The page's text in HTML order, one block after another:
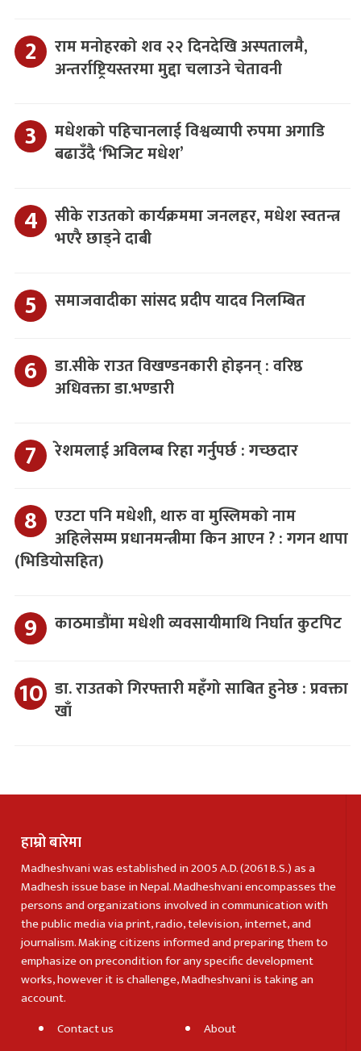
राम मनोहरको शव २२ दिनदेखि अस्पतालमै,
अन्तर्राष्ट्रियस्तरमा मुद्दा चलाउने चेतावनी
मधेशको पहिचानलाई विश्वव्यापी रुपमा अगाडि
बढाउँदै ‘भिजिट मधेश’
सीके राउतको कार्यक्रममा जनलहर, मधेश स्वतन्त्र
भएरै छाड्ने दाबी
समाजवादीका सांसद प्रदीप यादव निलम्बित
डा.सीके राउत विखण्डनकारी होइनन् : वरिष्ठ
अधिवक्ता डा.भण्डारी
रेशमलाई अविलम्ब रिहा गर्नुपर्छ : गच्छदार
एउटा पनि मधेशी, थारु वा मुस्लिमको नाम
अहिलेसम्म प्रधानमन्त्रीमा किन आएन ? : गगन थापा
(भिडियोसहित)
काठमाडौंमा मधेशी व्यवसायीमाथि निर्घात कुटपिट
डा. राउतको गिरफ्तारी महँगो साबित हुनेछ : प्रवक्ता
खाँ
हाम्रो बारेमा
Madheshvani was established in 2005 A.D. (2061 B.S.) as a
Madhesh issue base in Nepal. Madheshvani encompasses the
persons and organizations involved in communication with
the public media via print, radio, television, internet, and
journalism. Making citizens informed and preparing them to
emphasize on precondition for any specific development
works, however it is challenge, Madheshvani is taking an
account.
Contact us
About